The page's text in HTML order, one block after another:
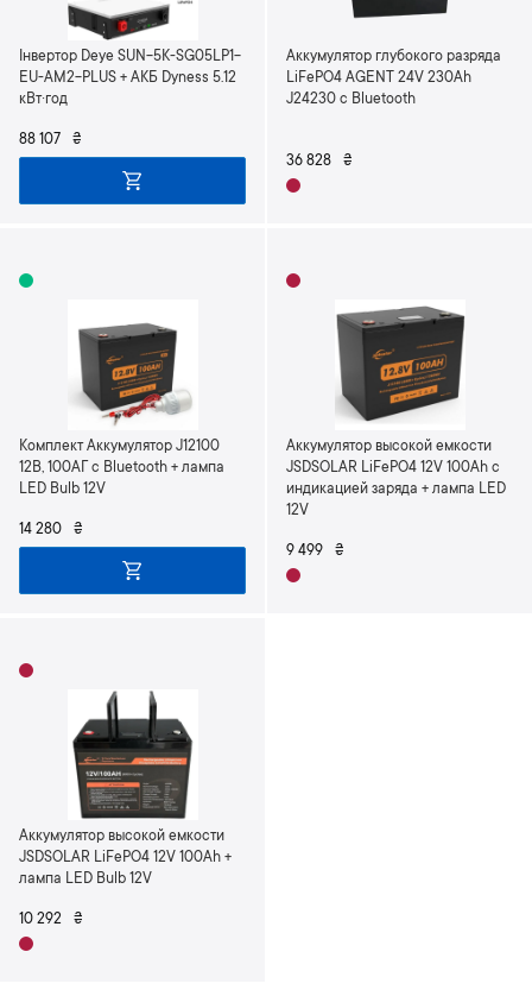
Інвертор Deye SUN-5K-SG05LP1-
EU-AM2-PLUS + АКБ Dyness 5.12
кВт·год
88 107 ₴
Аккумулятор глубокого разряда
LiFePO4 AGENT 24V 230Ah
J24230 с Bluetooth
36 828 ₴
Комплект Аккумулятор J12100
12В, 100АГ с Bluetooth + лампа
LED Bulb 12V
14 280 ₴
Аккумулятор высокой емкости
JSDSOLAR LiFePO4 12V 100Ah с
индикацией заряда + лампа LED
12V
9 499 ₴
Аккумулятор высокой емкости
JSDSOLAR LiFePO4 12V 100Ah +
лампа LED Bulb 12V
10 292 ₴